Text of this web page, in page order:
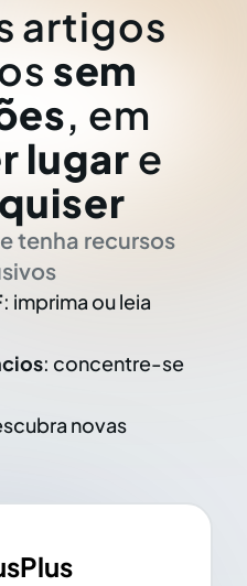
artigos
sem
, em
lugar e
tenha recursos
: imprima ou leia
: concentre-se
novas